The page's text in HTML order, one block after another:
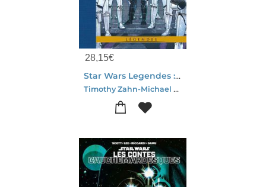
28,15€
Star Wars Legendes : Mara Jade
Timothy Zahn-Michael A. Stackpole-Carlos Ezquerra